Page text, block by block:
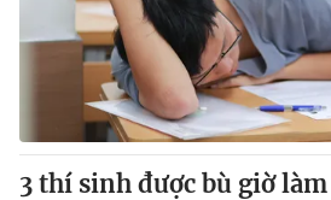
3 thí sinh được bù giờ